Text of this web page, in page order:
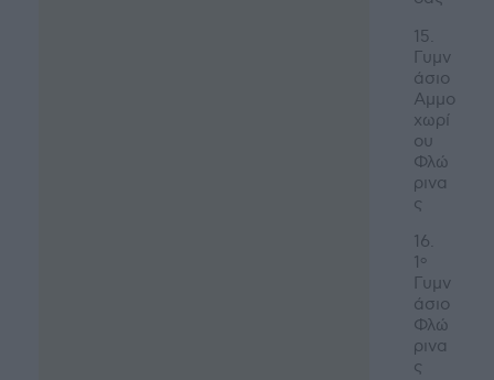
15.
Γυμν
άσιο
Αμμο
χωρί
ου
Φλώ
ρινα
ς
16.
1 ο
Γυμν
άσιο
Φλώ
ρινα
ς